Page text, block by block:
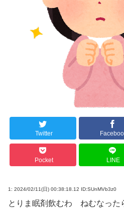
Twitter
Pocket LINE
1: 2024/02/11(日) 00:38:18.12 ID:SUnMVb3z0
とりま眠剤飲むわ ねむなった